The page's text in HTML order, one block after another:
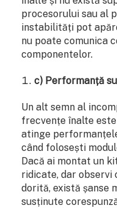
procesorului sau al
instabilități pot
nu poate comunica
componentelor.
c) Performanță
Un alt semn al
frecvențe înalte
atinge
când folosești
Dacă ai montat un
ridicate, dar observi
dorită, există șanse
susținute